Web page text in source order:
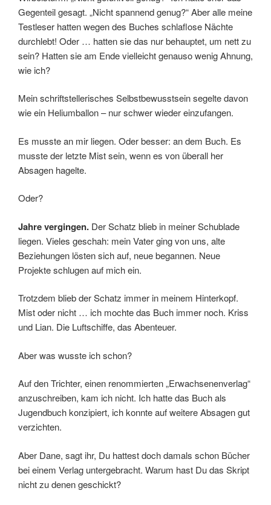
Gegenteil gesagt. „Nicht spannend genug?“ Aber alle meine
Testleser hatten wegen des Buches schlaflose Nächte
durchlebt! Oder … hatten sie das nur behauptet, um nett zu
sein? Hatten sie am Ende vielleicht genauso wenig Ahnung,
wie ich?
Mein schriftstellerisches Selbstbewusstsein segelte davon
wie ein Heliumballon – nur schwer wieder einzufangen.
Es musste an mir liegen. Oder besser: an dem Buch. Es
musste der letzte Mist sein, wenn es von überall her
Absagen hagelte.
Oder?
Jahre vergingen. Der Schatz blieb in meiner Schublade
liegen. Vieles geschah: mein Vater ging von uns, alte
Beziehungen lösten sich auf, neue begannen. Neue
Projekte schlugen auf mich ein.
Trotzdem blieb der Schatz immer in meinem Hinterkopf.
Mist oder nicht … ich mochte das Buch immer noch. Kriss
und Lian. Die Luftschiffe, das Abenteuer.
Aber was wusste ich schon?
Auf den Trichter, einen renommierten „Erwachsenenverlag“
anzuschreiben, kam ich nicht. Ich hatte das Buch als
Jugendbuch konzipiert, ich konnte auf weitere Absagen gut
verzichten.
Aber Dane, sagt ihr, Du hattest doch damals schon Bücher
bei einem Verlag untergebracht. Warum hast Du das Skript
nicht zu denen geschickt?